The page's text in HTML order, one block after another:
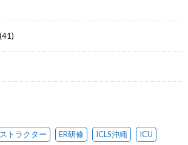
(41)
トラクター ER研修 ICLS沖縄 ICU